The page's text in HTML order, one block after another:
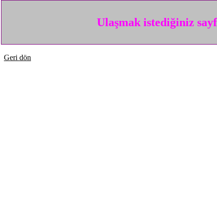
Ulaşmak istediğiniz
Geri dön